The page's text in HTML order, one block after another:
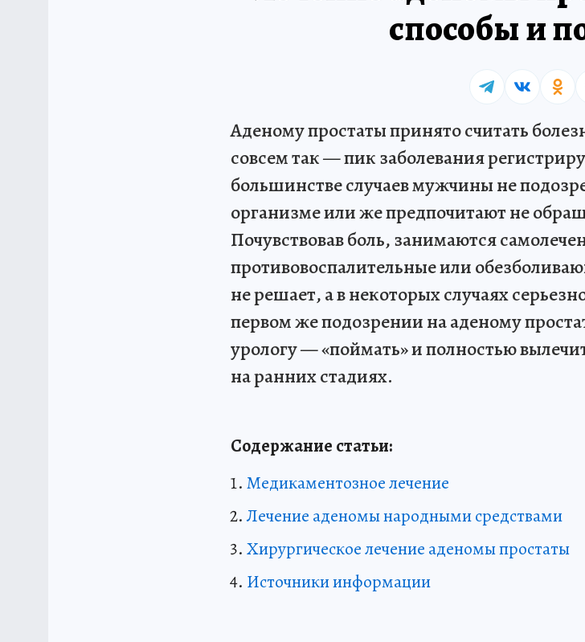
способы и
Аденому простаты принято считать
совсем так — пик заболевания
большинстве случаев мужчины не
организме или же предпочитают не
Почувствовав боль, занимаются
противовоспалительные или
не решает, а в некоторых случаях
первом же подозрении на аденому
урологу — «поймать» и полностью
на ранних стадиях.
Содержание статьи:
Медикаментозное лечение
Лечение аденомы народными средствами
Хирургическое лечение аденомы простаты
Источники информации